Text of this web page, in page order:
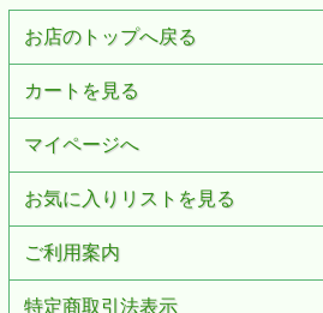
お店のトップへ戻る
カートを見る
マイページへ
お気に入りリストを見る
ご利用案内
特定商取引法表示